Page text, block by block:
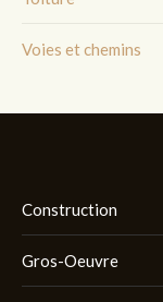
Voies et chemins
Construction
Gros-Oeuvre